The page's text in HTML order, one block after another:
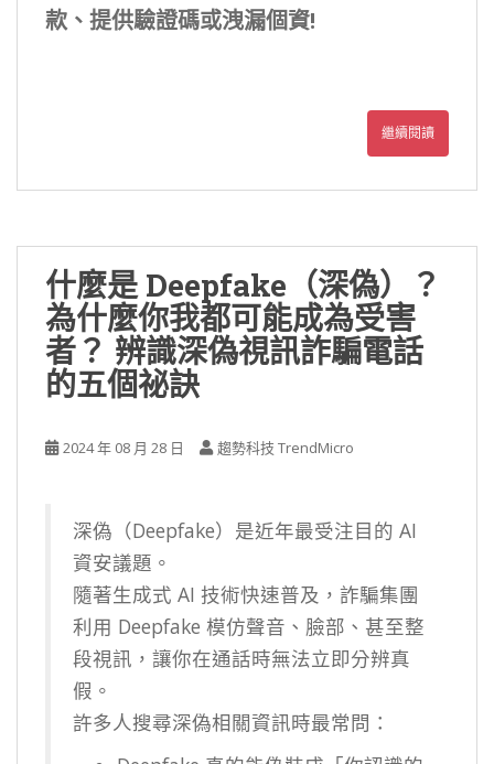
款、提供驗證碼或洩漏個資!
繼續閱讀
什麼是 Deepfake（深偽）？
為什麼你我都可能成為受害
者？ 辨識深偽視訊詐騙電話
的五個祕訣
2024 年 08 月 28 日 趨勢科技 TrendMicro
深偽（Deepfake）是近年最受注目的 AI
資安議題。
隨著生成式 AI 技術快速普及，詐騙集團
利用 Deepfake 模仿聲音、臉部、甚至整
段視訊，讓你在通話時無法立即分辨真
假。
許多人搜尋深偽相關資訊時最常問：